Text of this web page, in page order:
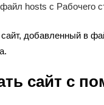
hosts с Рабочего
добавленный в
сайт с